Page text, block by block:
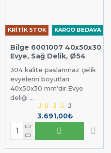
KARGO BEDAVA
KRİTİK STOK
Bilge 6001007 40x50x30
Evye, Sağ Delik, Ø54
304 kalite paslanmaz çelik
evyelerin boyutları
40x50x30 mm'dir.Evye
deliği ...
3.691,00₺